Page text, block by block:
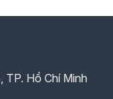
TP. Hồ Chí Minh